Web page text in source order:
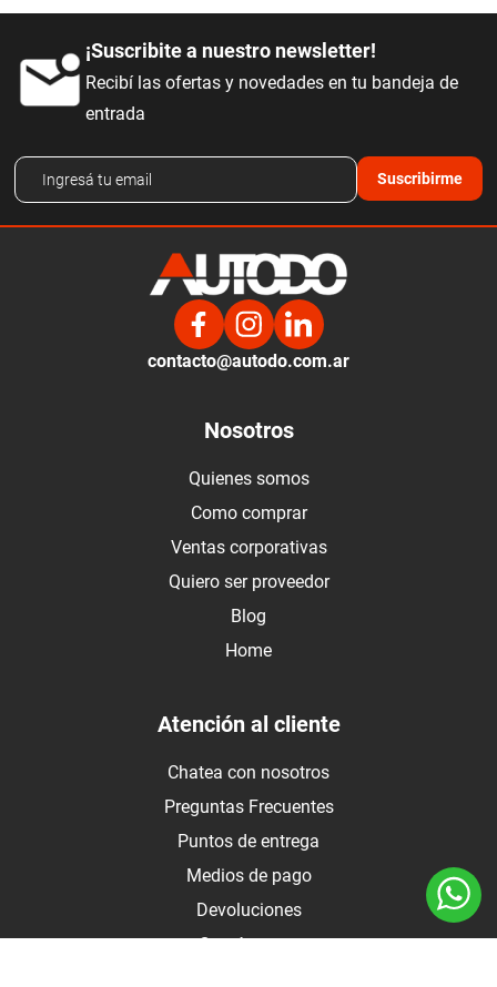
¡Suscribite a nuestro newsletter!
Recibí las ofertas y novedades en tu bandeja de
entrada
Suscribirme
contacto@autodo.com.ar
Nosotros
Quienes somos
Como comprar
Ventas corporativas
Quiero ser proveedor
Blog
Home
Atención al cliente
Chatea con nosotros
Preguntas Frecuentes
Puntos de entrega
Medios de pago
Devoluciones
Contáctanos